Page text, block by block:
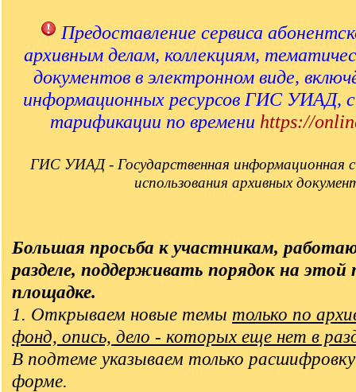
Предоставление сервиса
архивным делам, коллекциям,
документов в электронном виде,
информационных ресурсов ГИС УИАД,
тарификации по времени https://
ГИС УИАД - Государственная информационная
использования архивных
Большая просьба к участникам,
разделе, поддерживать порядок на этой
площадке.
1. Открываем новые темы только по
фонд, опись, дело - которых еще нет в
В подтеме указываем только
форме.